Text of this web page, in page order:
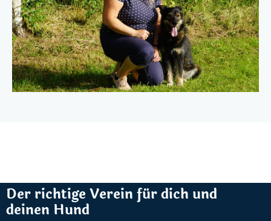
Der richtige Verein für dich und
deinen Hund